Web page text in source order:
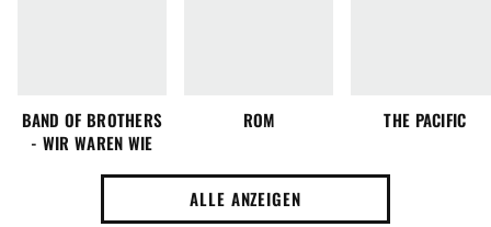
BAND OF BROTHERS
- WIR WAREN WIE
ROM THE PACIFIC
ALLE ANZEIGEN